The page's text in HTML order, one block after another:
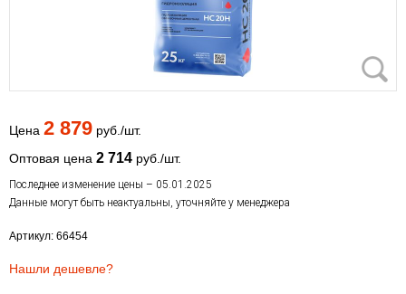
Цена 2 879 руб./шт.
Оптовая цена 2 714 руб./шт.
Последнее изменение цены – 05.01.2025
Данные могут быть неактуальны, уточняйте у менеджера
Артикул: 66454
Нашли дешевле?